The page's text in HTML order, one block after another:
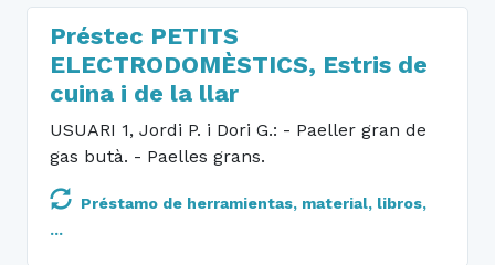
Préstec PETITS
ELECTRODOMÈSTICS, Estris de
cuina i de la llar
USUARI 1, Jordi P. i Dori G.: - Paeller gran de
gas butà. - Paelles grans.
Préstamo de herramientas, material, libros,
...